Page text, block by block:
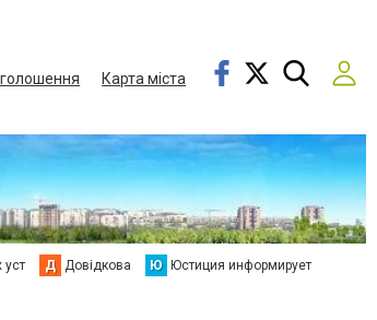
Карта міста
уст Д Довідкова Ю Юстиция информирует